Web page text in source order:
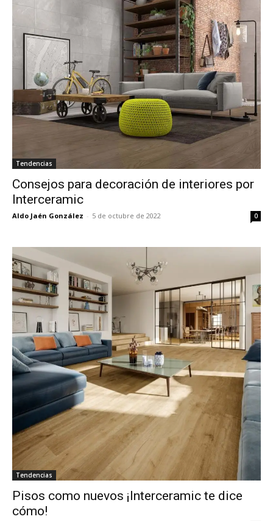
Tendencias
Consejos para decoración de interiores por
Interceramic
Aldo Jaén González - 5 de octubre de 2022 0
Tendencias
Pisos como nuevos ¡Interceramic te dice
cómo!